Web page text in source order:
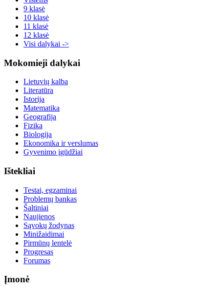
9 klasė
10 klasė
11 klasė
12 klasė
Visi dalykai ->
Mokomieji dalykai
Lietuvių kalba
Literatūra
Istorija
Matematika
Geografija
Fizika
Biologija
Ekonomika ir verslumas
Gyvenimo įgūdžiai
Ištekliai
Testai, egzaminai
Problemų bankas
Šaltiniai
Naujienos
Sąvokų žodynas
Minižaidimai
Pirmūnų lentelė
Progresas
Forumas
Įmonė